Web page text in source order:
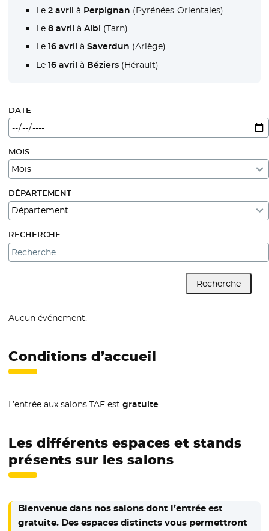
Le 2 avril à Perpignan (Pyrénées-Orientales)
Le 8 avril à Albi (Tarn)
Le 16 avril à Saverdun (Ariège)
Le 16 avril à Béziers (Hérault)
DATE
MOIS
DÉPARTEMENT
RECHERCHE
Recherche
Aucun événement.
Conditions d’accueil
L’entrée aux salons TAF estgratuite.
Les différents espaces et stands
présents sur les salons
Bienvenue dans nos salons dont l’entrée est
gratuite. Des espaces distincts vous permettront